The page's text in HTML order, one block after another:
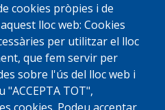
cookies pròpies i de
lloc web: Cookies
per utilitzar el lloc
que fem servir per
sobre l'ús del lloc web i
"ACCEPTA TOT",